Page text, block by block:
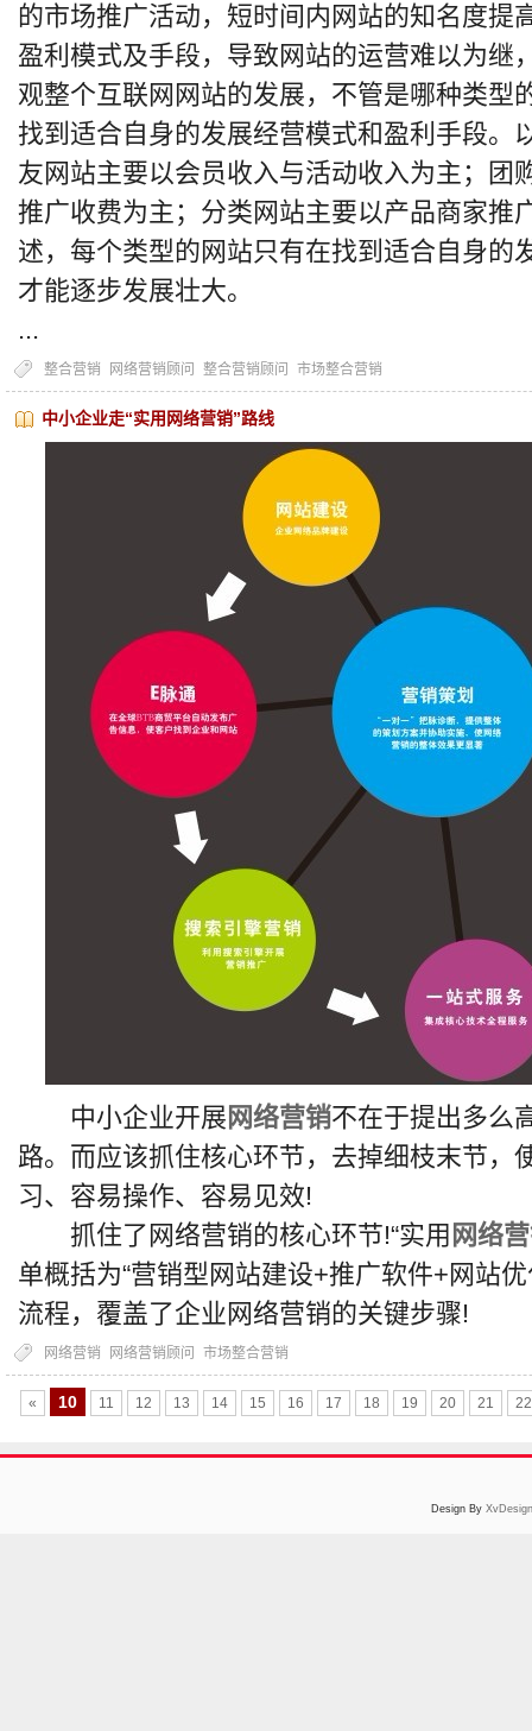
的市场推广活动，短时间内网站的知名度提
盈利模式及手段，导致网站的运营难以为继
观整个互联网网站的发展，不管是哪种类型
找到适合自身的发展经营模式和盈利手段。
友网站主要以会员收入与活动收入为主；团
推广收费为主；分类网站主要以产品商家推
述，每个类型的网站只有在找到适合自身的
才能逐步发展壮大。
...
整合营销 网络营销顾问 整合营销顾问 市场整合营销
中小企业走“实用网络营销”路线
中小企业开展 网络营销不在于提出多么
路。而应该抓住核心环节，去掉细枝末节，
习、容易操作、容易见效!
抓住了网络营销的核心环节!“实用 网络
单概括为“营销型网站建设+推广软件+网站
流程，覆盖了企业网络营销的关键步骤!
网络营销 网络营销顾问 市场整合营销
« 10 11 12 13 14 15 16 17 18 19 20 21 22
Design By